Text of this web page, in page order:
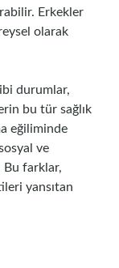
Erkekler
olarak
durumlar,
bu tür sağlık
eğiliminde
ve
Bu farklar,
yansıtan